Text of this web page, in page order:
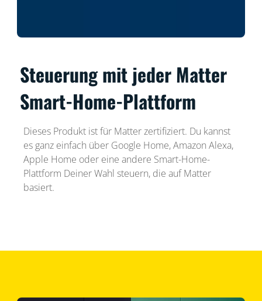
Steuerung mit jeder Matter
Smart-Home-Plattform
Dieses Produkt ist für Matter zertifiziert. Du kannst
es ganz einfach über Google Home, Amazon Alexa,
Apple Home oder eine andere Smart-Home-
Plattform Deiner Wahl steuern, die auf Matter
basiert.